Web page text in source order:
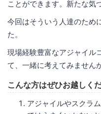
ことができます。新たな気
今回はそういう人達のため
た。
現場経験豊富なアジャイル
て、一緒に考えてみません
こんな方はぜひお越しく
アジャイルやスクラ